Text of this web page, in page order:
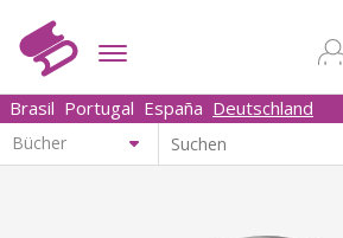
Brasil Portugal España Deutschland